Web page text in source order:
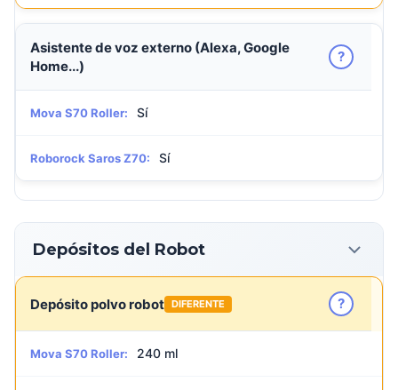
Asistente de voz externo (Alexa, Google
Home...)
?
Mova S70 Roller: Sí
Roborock Saros Z70: Sí
Depósitos del Robot
Depósito polvo robot DIFERENTE ?
Mova S70 Roller: 240 ml